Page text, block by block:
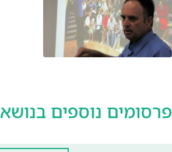
פרסומים נוספים בנושא